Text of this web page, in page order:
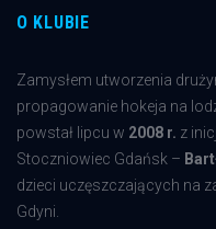
O KLUBIE
Zamysłem utworzenia
propagowanie hokeja na
powstał lipcu w 2008 r. z
Stoczniowiec Gdańsk –
dzieci uczęszczających na
Gdyni.